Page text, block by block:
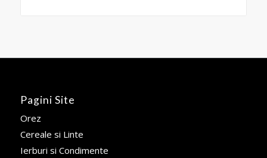
Pagini Site
Orez
Cereale si Linte
Ierburi si Condimente